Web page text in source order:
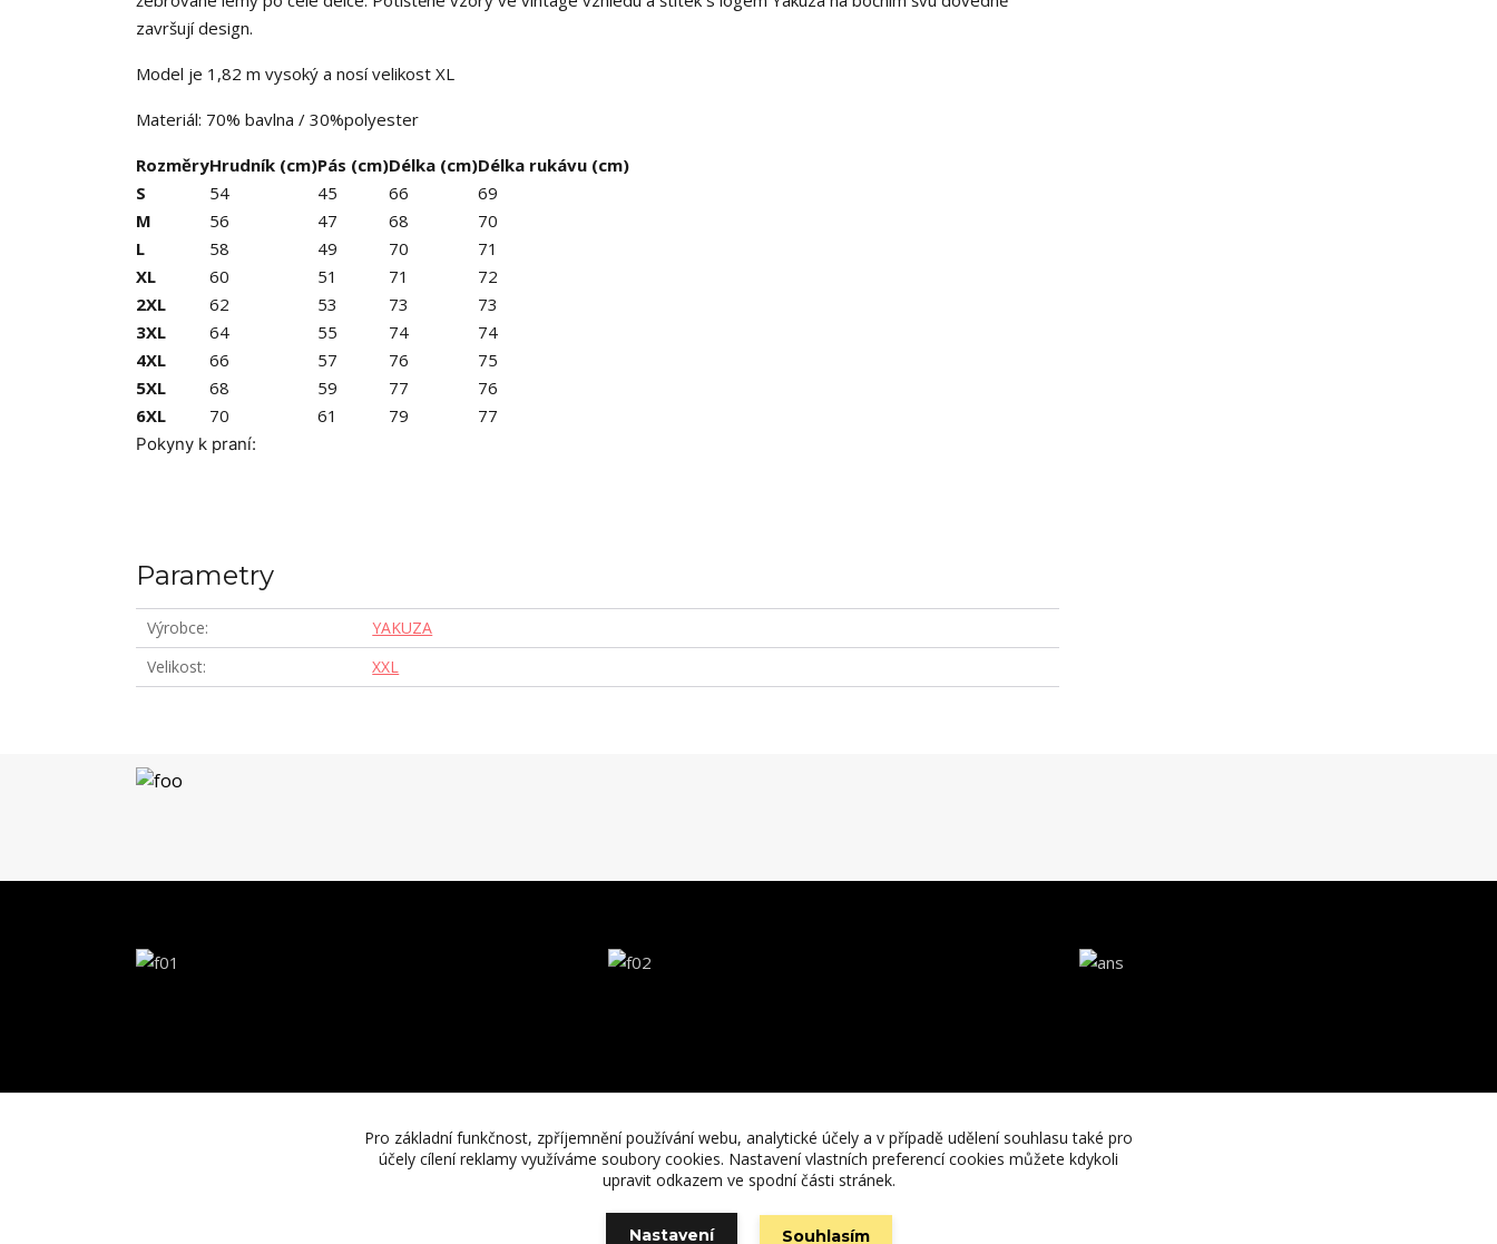
završují design.
Model je 1,82 m vysoký a nosí velikost XL
Materiál: 70% bavlna / 30%polyester
RozměryHrudník (cm)Pás (cm)Délka (cm)Délka rukávu (cm)
S
54 45 66
69
M
56 47 68
70
L
58 49 70
71
XL
60 51 71
72
2XL
62 53 73
73
3XL
64 55 74
74
4XL
66 57 76
75
5XL
68 59 77
76
6XL
70 61 79 77
Pokyny k praní:
Parametry
Výrobce
YAKUZA
Velikost
XXL
Vytvořeno na Eshop-rychle.cz
Pro základní funkčnost, zpříjemnění používání webu, analytické účely a v případě udělení souhlasu také pro
účely cílení reklamy využíváme soubory cookies. Nastavení vlastních preferencí cookies můžete kdykoli
upravit odkazem ve spodní části stránek.
Nastavení Souhlasím